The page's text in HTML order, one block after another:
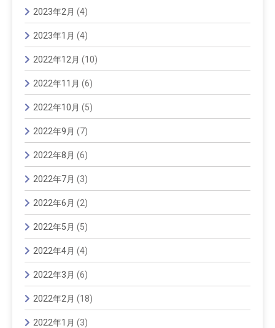
2023年2月 (4)
2023年1月 (4)
2022年12月 (10)
2022年11月 (6)
2022年10月 (5)
2022年9月 (7)
2022年8月 (6)
2022年7月 (3)
2022年6月 (2)
2022年5月 (5)
2022年4月 (4)
2022年3月 (6)
2022年2月 (18)
2022年1月 (3)